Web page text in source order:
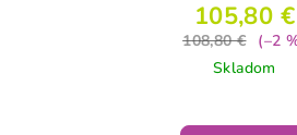
105,80 €
108,80 €
(–2
Skladom